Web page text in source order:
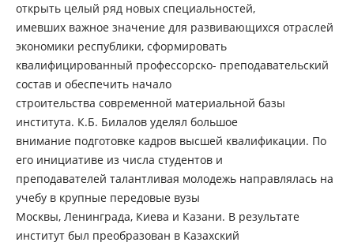
открыть целый ряд новых специальностей,
имевших важное значение для развивающихся отраслей
экономики республики, сформировать
квалифицированный профессорско- преподавательский
состав и обеспечить начало
строительства современной материальной базы
института. К.Б. Билалов уделял большое
внимание подготовке кадров высшей квалификации. По
его инициативе из числа студентов и
преподавателей талантливая молодежь направлялась на
учебу в крупные передовые вузы
Москвы, Ленинграда, Киева и Казани. В результате
институт был преобразован в Казахский